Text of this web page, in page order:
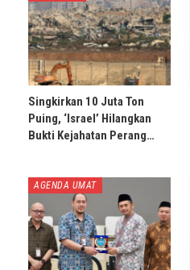
Singkirkan 10 Juta Ton
Puing, ‘Israel’ Hilangkan
Bukti Kejahatan Perang…
AGENDA UMAT